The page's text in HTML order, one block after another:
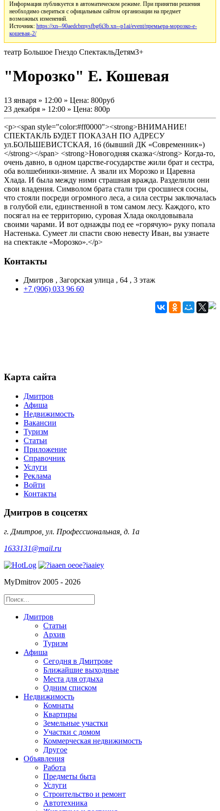
Информация публикуется в автоматическом режиме. При принятии решения
необходимо свериться с офицальным сайтом организации на предмет
возможных изменений.
Источник: https://xn--90aedcbmysfbg6i3b.xn--p1ai/event/премьера-морозко-е-
кошевая-2/
театр Большое Гнездо СпектакльДетям3+
"Морозко" Е. Кошевая
13 января » 12:00 » Цена: 800руб
23 декабря » 12:00 » Цена: 800р
<p><span style="color:#ff0000"><strong>ВНИМАНИЕ!
СПЕКТАКЛЬ БУДЕТ ПОКАЗАН ПО АДРЕСУ
ул.БОЛЬШЕВИСТСКАЯ, 16 (бывший ДК «Современник»)
</strong></span> <strong>Новогодняя сказка</strong> Когда-то,
очень давно, в одном царстве-государстве жили брат и сестра,
оба волшебники-зимние. А звали их Морозко и Царевна
Хлада. И была между ними страшная вражда. Разделили они
свои владения. Символом брата стали три сросшиеся сосны,
что стояли посреди огромного леса, а сила сестры заключалась
в голубой ели, единственной в том самом лесу. Каждого, кто
посягал на ее территорию, суровая Хлада околдовывала
своими чарами. И вот однажды под ее «горячую» руку попала
Настенька. Сумеет ли спасти свою невесту Иван, вы узнаете
на спектакле «Морозко».</p>
Контакты
Дмитров , Загорская улица , 64 , 3 этаж
+7 (906) 033 96 60
Карта сайта
Дмитров
Афиша
Недвижимость
Вакансии
Туризм
Статьи
Приложение
Справочник
Услуги
Реклама
Войти
Контакты
Дмитров в соцсетях
г. Дмитров, ул. Профессиональная, д. 1а
1633131@mail.ru
MyDmitrov 2005 - 2026
Дмитров
Статьи
Архив
Туризм
Афиша
Сегодня в Дмитрове
Ближайшие выходные
Места для отдыха
Одним списком
Недвижимость
Комнаты
Квартиры
Земельные участки
Участки с домом
Коммерческая недвижимость
Другое
Объявления
Работа
Предметы быта
Услуги
Строительство и ремонт
Автотехника